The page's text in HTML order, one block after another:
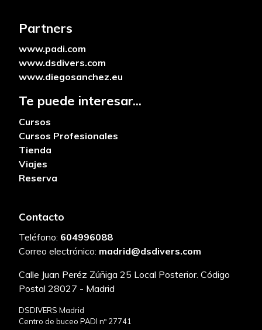
Partners
www.padi.com
www.dsdivers.com
www.diegosanchez.eu
Te puede interesar...
Cursos
Cursos Profesionales
Tienda
Viajes
Reserva
Contacto
Teléfono: 604996088
Correo electrónico: madrid@dsdivers.com
Calle Juan Peréz Zúñiga 25 Local Posterior. Código
Postal 28027 - Madrid
DSDIVERS Madrid
Centro de buceo PADI nº 27741